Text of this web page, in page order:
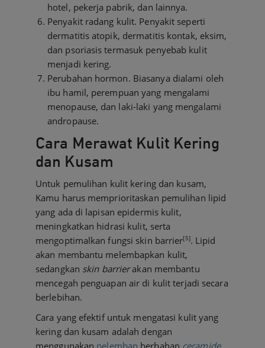
hotel, pekerja pabrik, dan lainnya.
Penyakit radang kulit. Penyakit seperti
dermatitis atopik, dermatitis kontak, eksim,
dan psoriasis termasuk penyebab kulit
menjadi kering.
Perubahan hormon. Biasanya dialami oleh
ibu hamil, perempuan yang mengalami
menopause, dan laki-laki yang mengalami
andropause.
Cara Merawat Kulit Kering
dan Kusam
Untuk pemulihan kulit kering dan kusam,
Kamu harus memprioritaskan pemulihan lipid
yang ada di lapisan epidermis kulit,
meningkatkan hidrasi kulit, serta
mengoptimalkan fungsi skin barrier[5]. Lipid
akan membantu melembapkan kulit,
sedangkan skin barrierakan membantu
mencegah penguapan air di kulit terjadi secara
berlebihan.
Cara yang efektif untuk mengatasi kulit yang
kering dan kusam adalah dengan